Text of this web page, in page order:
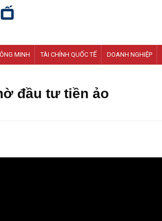
MINH TÀI CHÍNH QUỐC TẾ DOANH NGHIỆP
đầu tư tiền ảo